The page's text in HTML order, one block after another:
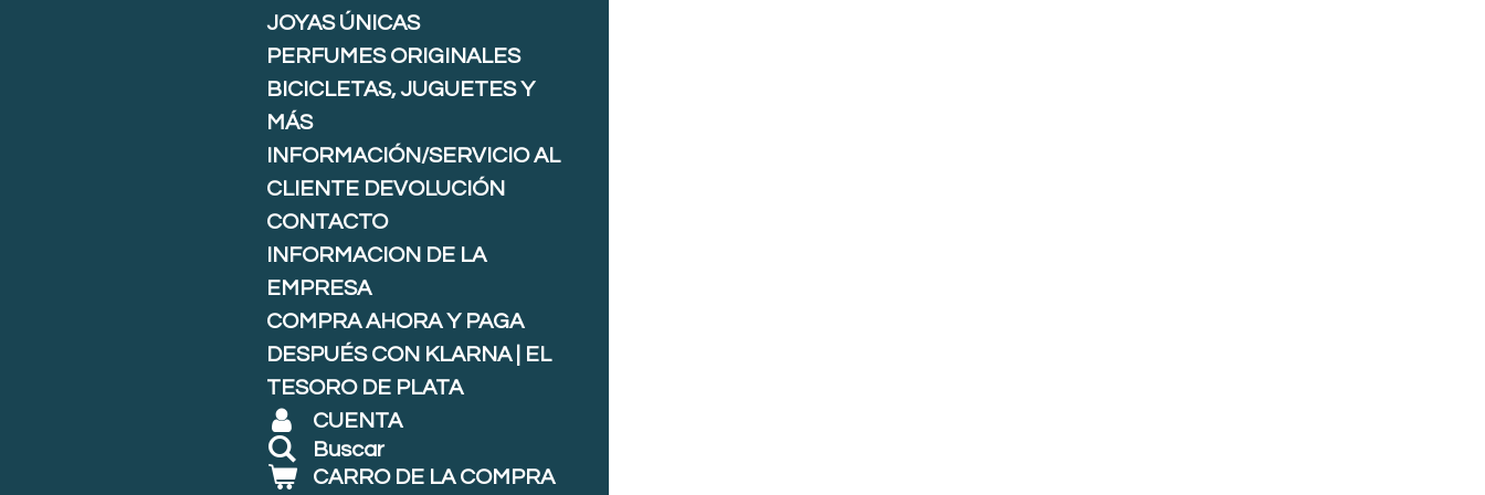
JOYAS ÚNICAS
PERFUMES ORIGINALES
BICICLETAS, JUGUETES Y
MÁS
INFORMACIÓN/SERVICIO AL
CLIENTE DEVOLUCIÓN
CONTACTO
INFORMACION DE LA
EMPRESA
COMPRA AHORA Y PAGA
DESPUÉS CON KLARNA | EL
TESORO DE PLATA
CUENTA
Buscar
CARRO DE LA COMPRA